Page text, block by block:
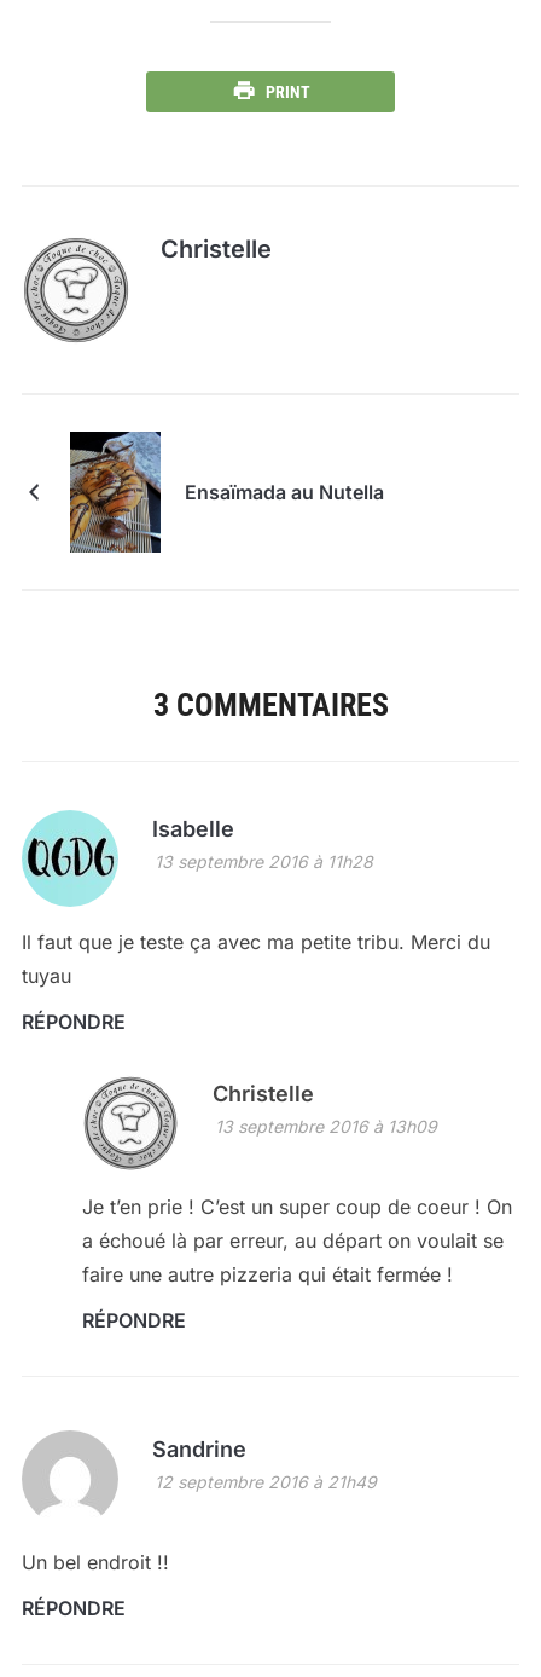
PRINT
Christelle
Ensaïmada au Nutella
3 COMMENTAIRES
Isabelle
13 septembre 2016 à 11h28
Il faut que je teste ça avec ma petite tribu. Merci du
tuyau
RÉPONDRE
Christelle
13 septembre 2016 à 13h09
Je t’en prie ! C’est un super coup de coeur ! On
a échoué là par erreur, au départ on voulait se
faire une autre pizzeria qui était fermée !
RÉPONDRE
Sandrine
12 septembre 2016 à 21h49
Un bel endroit !!
RÉPONDRE